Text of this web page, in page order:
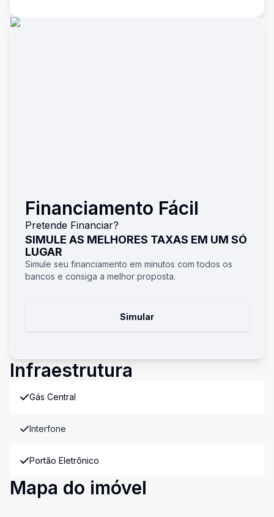
Financiamento Fácil
Pretende Financiar?
SIMULE AS MELHORES TAXAS EM UM SÓ
LUGAR
Simule seu financiamento em minutos com todos os
bancos e consiga a melhor proposta.
Simular
Infraestrutura
Gás Central
Interfone
Portão Eletrônico
Mapa do imóvel